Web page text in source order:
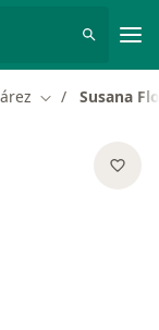
Cambiar de
Susana